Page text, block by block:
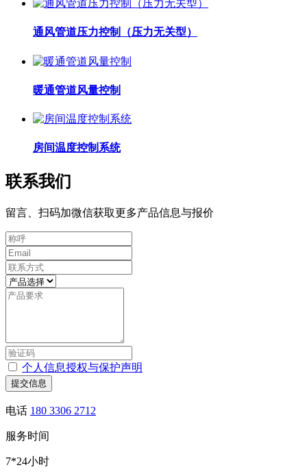
通风管道压力控制（压力无关型）
暖通管道风量控制
房间温度控制系统
联系我们
留言、扫码加微信获取更多产品信息与报价
个人信息授权与保护声明
提交信息
电话 180 3306 2712
服务时间
7*24小时